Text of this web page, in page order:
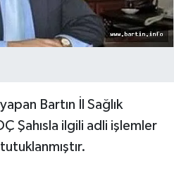
Bartın İl Sağlık
Şahısla ilgili adli işlemler